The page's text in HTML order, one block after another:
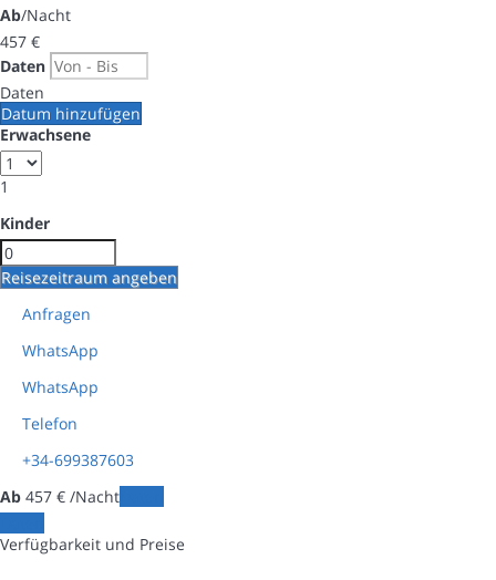
Ab/Nacht
457 €
Daten
Daten
Datum hinzufügen
Erwachsene
1
Kinder
Reisezeitraum angeben
Anfragen
WhatsApp
WhatsApp
Telefon
+34-699387603
Ab 457 € /Nacht
Verfügbarkeit und Preise